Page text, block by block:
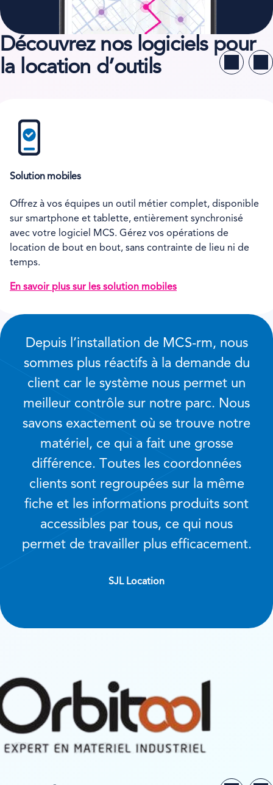
Découvrez nos logiciels pour
la location d’outils
Solution mobiles
Offrez à vos équipes un outil métier complet, disponible
sur smartphone et tablette, entièrement synchronisé
avec votre logiciel MCS. Gérez vos opérations de
location de bout en bout, sans contrainte de lieu ni de
temps.
En savoir plus sur les solution mobiles
Depuis l’installation de MCS-rm, nous
sommes plus réactifs à la demande du
client car le système nous permet un
meilleur contrôle sur notre parc. Nous
savons exactement où se trouve notre
matériel, ce qui a fait une grosse
différence. Toutes les coordonnées
clients sont regroupées sur la même
fiche et les informations produits sont
accessibles par tous, ce qui nous
permet de travailler plus efficacement.
SJL Location